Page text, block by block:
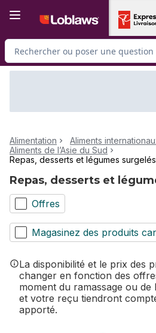
Rechercher des produits
Alimentation
Aliments
Aliments de l’Asie du Sud
Repas, desserts et légumes surgelés
Repas, desserts et
Offres
Magasinez des produits
La disponibilité et le prix des
changer en fonction des
moment du ramassage ou
et votre reçu tiendront
apporté.